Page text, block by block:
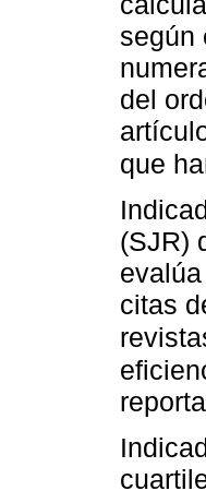
según
del
que
(SJR)
citas